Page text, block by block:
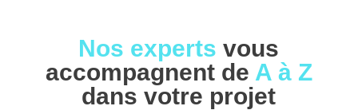
Nos experts vous
accompagnent de A à Z
dans votre projet